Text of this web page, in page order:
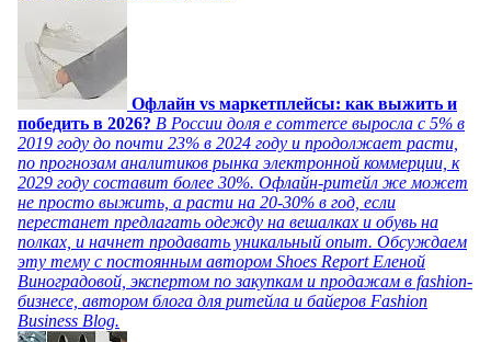
Офлайн vs маркетплейсы: как выжить и
победить в 2026? В России доля e commerce выросла с 5% в
2019 году до почти 23% в 2024 году и продолжает расти,
по прогнозам аналитиков рынка электронной коммерции, к
2029 году составит более 30%. Офлайн-ритейл же может
не просто выжить, а расти на 20-30% в год, если
перестанет предлагать одежду на вешалках и обувь на
полках, и начнет продавать уникальный опыт. Обсуждаем
эту тему с постоянным автором Shoes Report Еленой
Виноградовой, экспертом по закупкам и продажам в fashion-
бизнесе, автором блога для ритейла и байеров Fashion
Business Blog.